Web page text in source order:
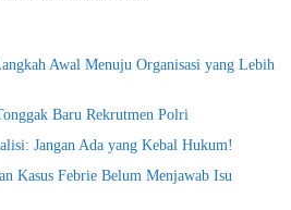
Awal Menuju Organisasi yang Lebih
Baru Rekrutmen Polri
Jangan Ada yang Kebal Hukum!
Kasus Febrie Belum Menjawab Isu